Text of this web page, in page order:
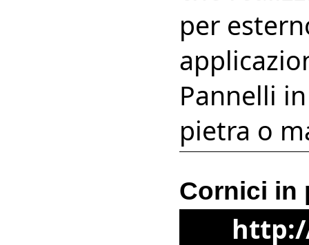
per
Pannelli
pietra o
Cornici in